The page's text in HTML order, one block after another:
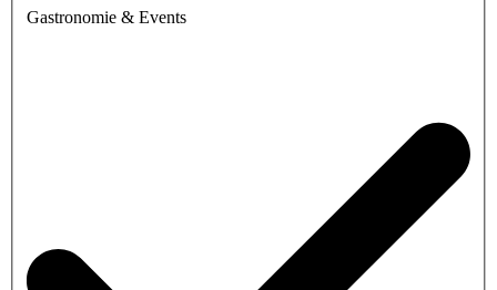
Gastronomie & Events